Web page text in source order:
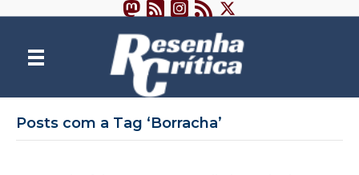
Posts com a Tag ‘Borracha’